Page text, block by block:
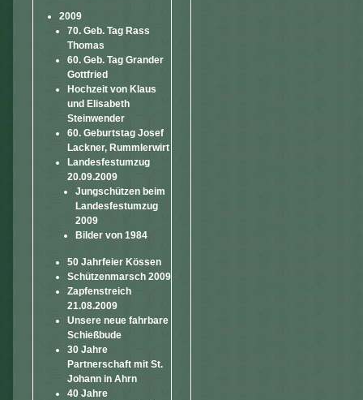
2009
70. Geb. Tag Rass
Thomas
60. Geb. Tag Grander
Gottfried
Hochzeit von Klaus
und Elisabeth
Steinwender
60. Geburtstag Josef
Lackner, Rummlerwirt
Landesfestumzug
20.09.2009
Jungschützen beim
Landesfestumzug
2009
Bilder von 1984
50 Jahrfeier Kössen
Schützenmarsch 2009
Zapfenstreich
21.08.2009
Unsere neue fahrbare
Schießbude
30 Jahre
Partnerschaft mit St.
Johann in Ahrn
40 Jahre